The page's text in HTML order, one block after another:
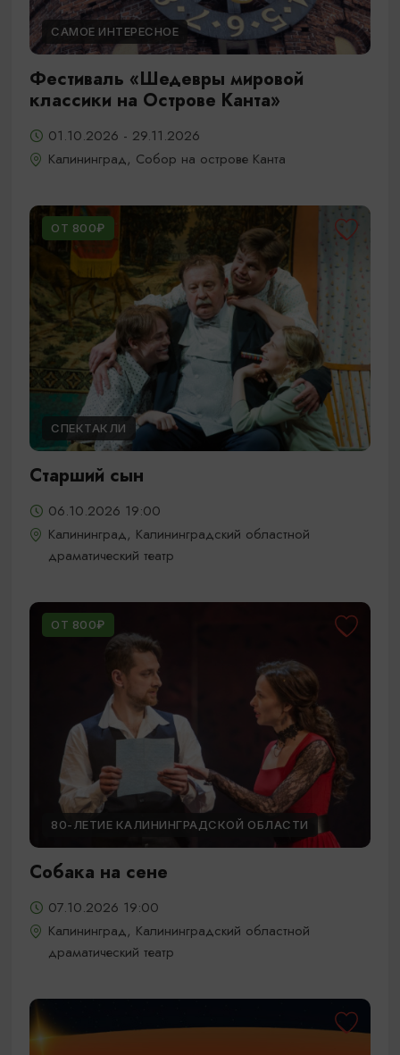
САМОЕ ИНТЕРЕСНОЕ
Фестиваль «Шедевры мировой
классики на Острове Канта»
01.10.2026 - 29.11.2026
Калининград, Собор на острове Канта
ОТ 800₽
СПЕКТАКЛИ
Старший сын
06.10.2026 19:00
Калининград, Калининградский областной
драматический театр
ОТ 800₽
80-ЛЕТИЕ КАЛИНИНГРАДСКОЙ ОБЛАСТИ
Собака на сене
07.10.2026 19:00
Калининград, Калининградский областной
драматический театр